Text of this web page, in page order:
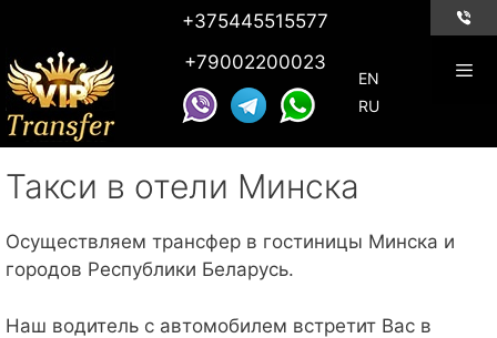
content
RU
EN
+375445515577
+79002200023
Такси в отели Минска
Осуществляем трансфер в гостиницы Минска и
городов Республики Беларусь.
Наш водитель с автомобилем встретит Вас в